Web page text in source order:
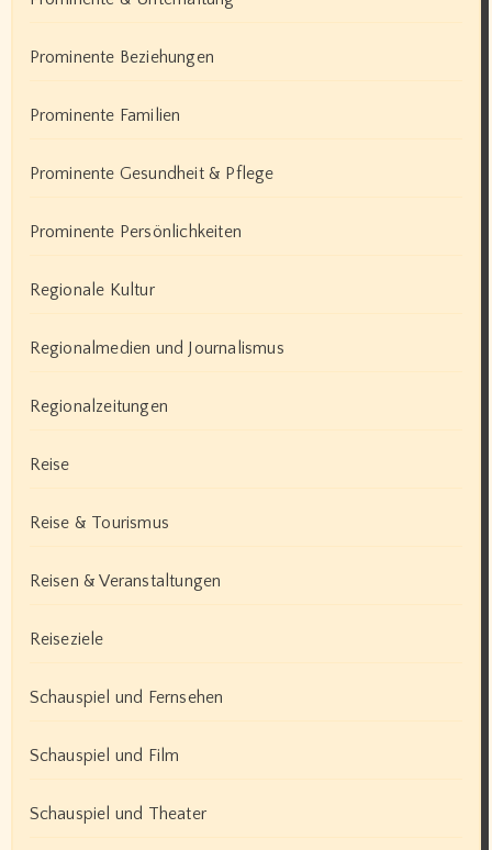
Prominente Beziehungen
Prominente Familien
Prominente Gesundheit & Pflege
Prominente Persönlichkeiten
Regionale Kultur
Regionalmedien und Journalismus
Regionalzeitungen
Reise
Reise & Tourismus
Reisen & Veranstaltungen
Reiseziele
Schauspiel und Fernsehen
Schauspiel und Film
Schauspiel und Theater